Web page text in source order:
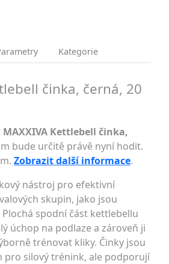
Kategorie
činka, černá, 20
MAXXIVA Kettlebell činka,
bude určitě právě nyní hodit.
Zobrazit další informace.
nástroj pro efektivní
skupin, jako jsou
Plochá spodní část kettlebellu
úchop na podlaze a zároveň ji
trénovat kliky. Činky jsou
pro silový trénink, ale podporují